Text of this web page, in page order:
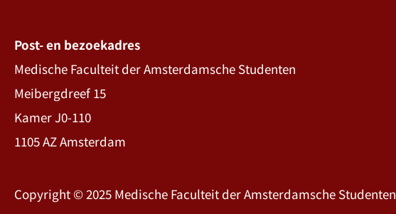
Post- en bezoekadres
Medische Faculteit der Amsterdamsche Studenten
Meibergdreef 15
Kamer J0-110
1105 AZ Amsterdam
Copyright © 2025 Medische Faculteit der Amsterdamsche Studenten